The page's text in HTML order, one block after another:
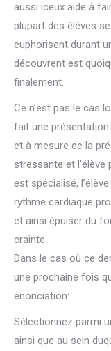
aussi iceux aide à
plupart des élèves
euphorisent durant
découvrent est
finalement.
Ce n’est pas le cas
fait une
et à mesure de la
stressante et l’élève
est spécialisé,
rythme cardiaque
et ainsi épuiser du
crainte.
Dans le cas où ce
une prochaine fois
énonciation:
Sélectionnez parmi
ainsi que au sein